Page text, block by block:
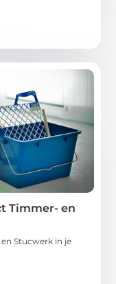
Timmer- en
Stucwerk in je